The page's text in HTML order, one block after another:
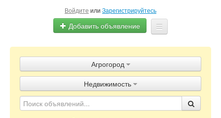
Войдите или Зарегистрируйтесь
Добавить объявление
Объявления
Блог
Агрогород
Недвижимость